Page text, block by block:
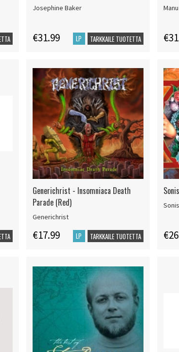
Josephine Baker
€31.99 LP TARKKAILE TUOTETTA
Generichrist - Insomniaca Death
Parade (Red)
Generichrist
€17.99 LP TARKKAILE TUOTETTA